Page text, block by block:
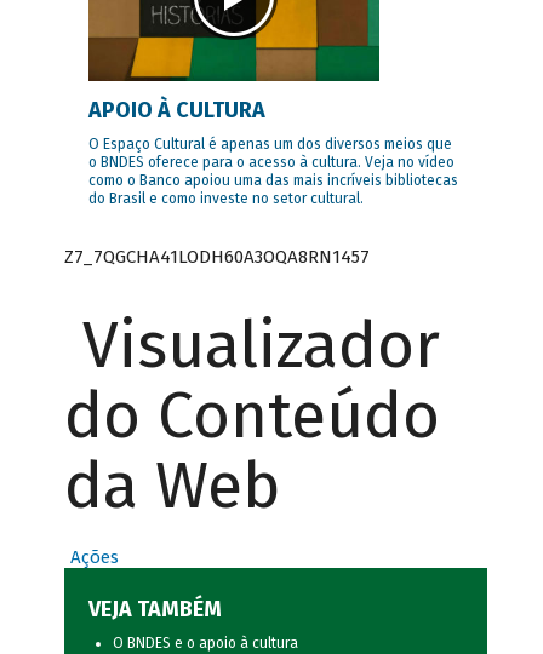
APOIO À CULTURA
O Espaço Cultural é apenas um dos diversos meios que
o BNDES oferece para o acesso à cultura. Veja no vídeo
como o Banco apoiou uma das mais incríveis bibliotecas
do Brasil e como investe no setor cultural.
Z7_7QGCHA41LODH60A3OQA8RN1457
Visualizador
do Conteúdo
da Web
Ações
VEJA TAMBÉM
O BNDES e o apoio à cultura